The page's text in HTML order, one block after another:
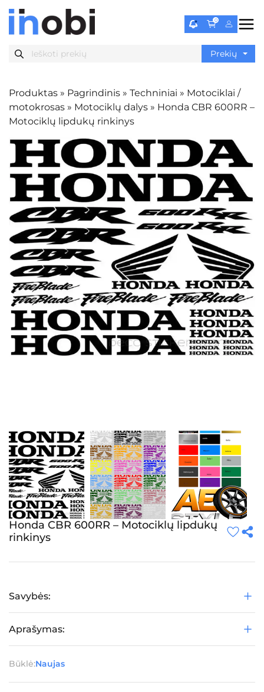
0
Produktas » Pagrindinis » Techniniai » Motociklai /
motokrosas » Motociklų dalys » Honda CBR 600RR –
Motociklų lipdukų rinkinys
Honda CBR 600RR – Motociklų lipdukų
rinkinys
Savybės:
Aprašymas:
Būklė:Naujas